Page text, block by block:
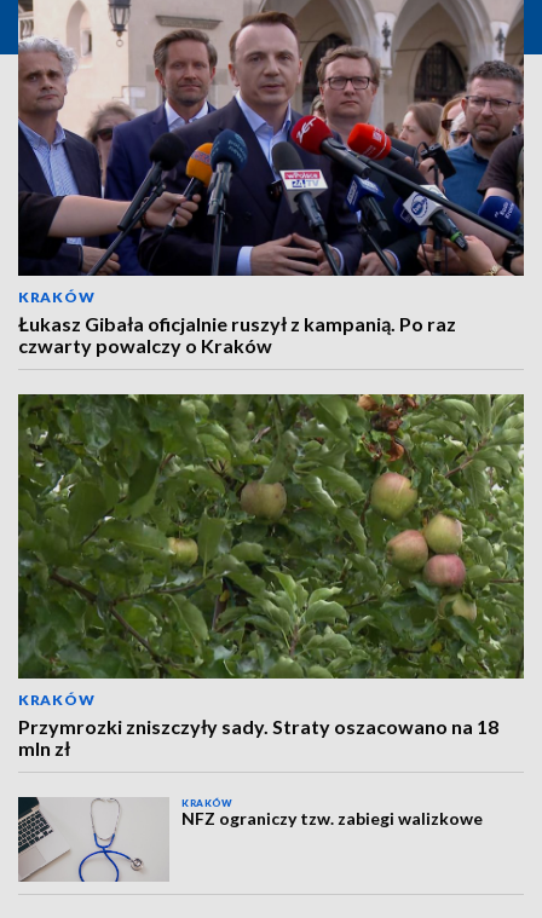
KRAKÓW
Łukasz Gibała oficjalnie ruszył z kampanią. Po raz
czwarty powalczy o Kraków
KRAKÓW
Przymrozki zniszczyły sady. Straty oszacowano na 18
mln zł
KRAKÓW
NFZ ograniczy tzw. zabiegi walizkowe